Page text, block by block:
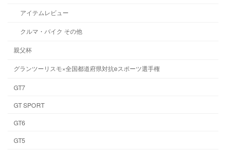
アイテムレビュー
クルマ・バイク その他
親父杯
グランツーリスモ×全国都道府県対抗eスポーツ選手権
GT7
GT SPORT
GT6
GT5